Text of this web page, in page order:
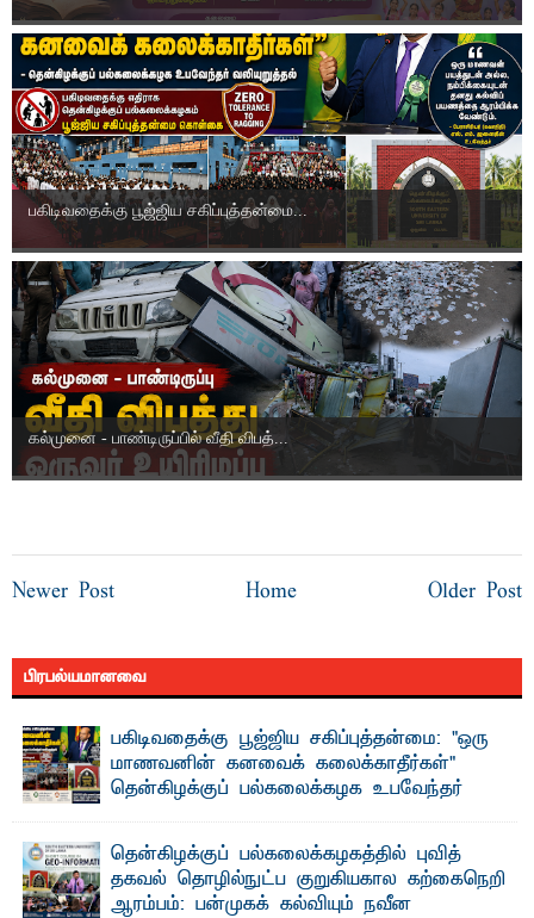
பகிடிவதைக்கு பூஜ்ஜிய சகிப்புத்தன்மை...
கல்முனை - பாண்டிருப்பில் வீதி விபத்...
Newer Post Older Post
Home
பிரபல்யமானவை
பகிடிவதைக்கு பூஜ்ஜிய சகிப்புத்தன்மை: "ஒரு
மாணவனின் கனவைக் கலைக்காதீர்கள்" –
தென்கிழக்குப் பல்கலைக்கழக உபவேந்தர்
"ஒ ரு மாணவனின் அல்லது மாணவியின் கனவு என்னால்
கலைக்கப்படாது" என்ற உறுதியை ஒவ்வொரு மாணவரும் ...
தென்கிழக்குப் பல்கலைக்கழகத்தில் புவித்
தகவல் தொழில்நுட்ப குறுகியகால கற்கைநெறி
ஆரம்பம்: பன்முகக் கல்வியும் நவீன